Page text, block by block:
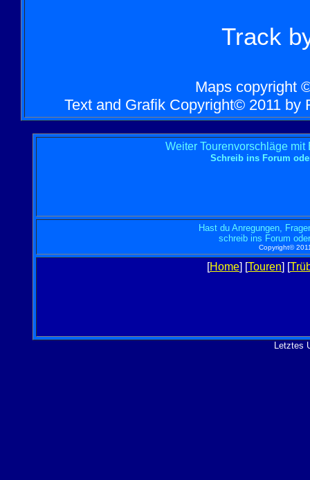
Track
Maps copyright
Text and Grafik Copyright© 2011 by
Weiter Tourenvorschläge
Schreib ins Forum
Hast du Anregungen,
schreib ins Forum
Copyright©
[Home] [Touren] [
Letztes